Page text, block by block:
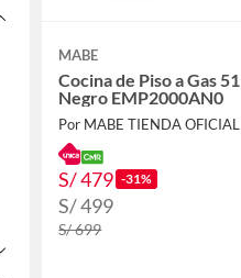
MABE
Cocina de Piso a Gas
Negro EMP2000AN0
Por MABE TIENDA OFICIAL
S/ 479 -31%
S/ 499
S/ 699